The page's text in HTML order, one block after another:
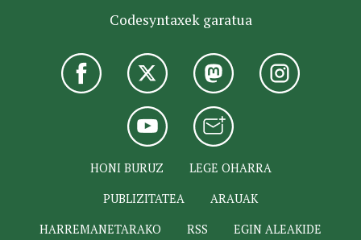
Codesyntaxek garatua
HONI BURUZ
LEGE OHARRA
PUBLIZITATEA
ARAUAK
HARREMANETARAKO
RSS EGIN ALEAKIDE